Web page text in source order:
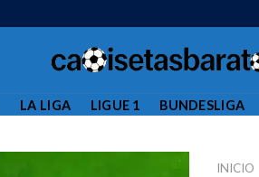
LA LIGA LIGUE 1 BUNDESLIGA
INICIO